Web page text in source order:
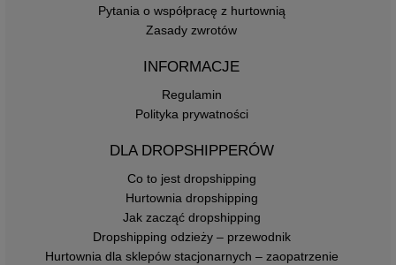
Pytania o współpracę z hurtownią
Zasady zwrotów
INFORMACJE
Regulamin
Polityka prywatności
DLA DROPSHIPPERÓW
Co to jest dropshipping
Hurtownia dropshipping
Jak zacząć dropshipping
Dropshipping odzieży – przewodnik
Hurtownia dla sklepów stacjonarnych – zaopatrzenie